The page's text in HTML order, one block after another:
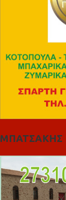
ΜΠΑΤΣΑΚΗΣ